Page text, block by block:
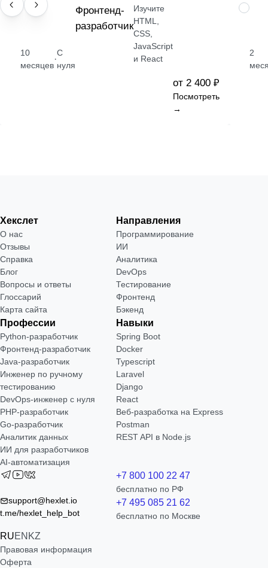
ПРОФЕССИЯ
10
месяцев
·
С
нуля
Фронтенд-
разработчик
Изучите
HTML,
CSS,
JavaScript
и React
от 2 400 ₽
Посмотреть
→
НАВЫК
2
Хекслет
О нас
Отзывы
Справка
Блог
Вопросы и ответы
Глоссарий
Карта сайта
Направления
Программирование
ИИ
Аналитика
DevOps
Тестирование
Фронтенд
Бэкенд
Профессии
Python-разработчик
Фронтенд-разработчик
Java-разработчик
Инженер по ручному
тестированию
DevOps-инженер с нуля
РНР-разработчик
Go-разработчик
Аналитик данных
ИИ для разработчиков
AI-автоматизация
Навыки
Spring Boot
Docker
Typescript
Laravel
Django
React
Веб-разработка на Express
Postman
REST API в Node.js
support@hexlet.io
t.me/hexlet_help_bot
RUEN KZ
+7 800 100 22 47
бесплатно по РФ
+7 495 085 21 62
бесплатно по Москве
Правовая информация
Оферта